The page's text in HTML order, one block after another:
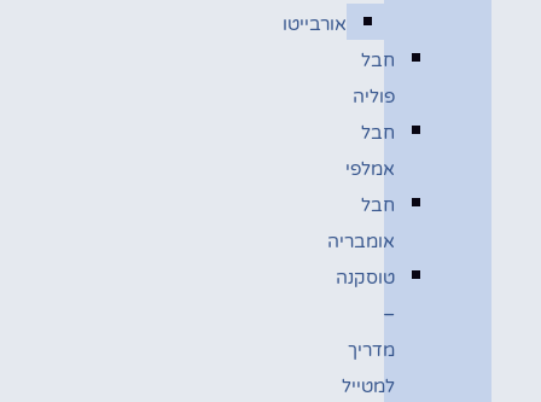
אורבייטו
חבל
פוליה
חבל
אמלפי
חבל
אומבריה
טוסקנה
–
מדריך
למטייל